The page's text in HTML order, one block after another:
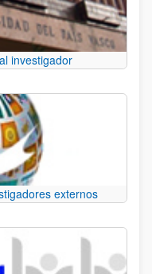
investigador
externos